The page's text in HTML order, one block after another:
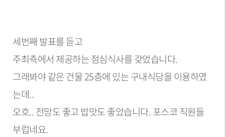
세번째 발표를 듣고
주최측에서 제공하는 점심식사를 갖었습니다.
그래봐야 같은 건물 25층에 있는 구내식당을 이용하였
는데..
오호.. 전망도 좋고 밥맛도 좋았습니다. 포스코 직원들
부럽네요.